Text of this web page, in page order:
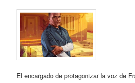
El encargado de protagonizar la voz de